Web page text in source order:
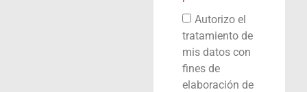
Autorizo el
tratamiento de
mis datos con
fines de
elaboración de